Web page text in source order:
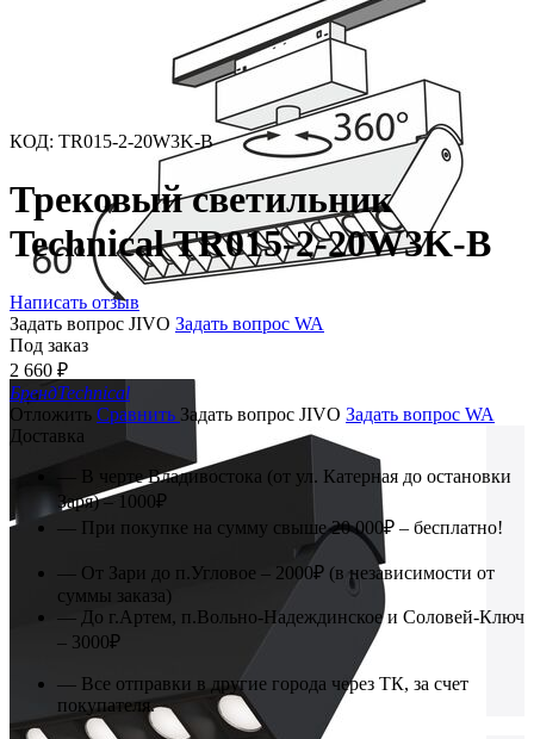
КОД: TR015-2-20W3K-B
Трековый светильник
Technical TR015-2-20W3K-B
Написать отзыв
Задать вопрос JIVO Задать вопрос WA
Под заказ
2 660 ₽
БрендTechnical
Отложить Сравнить Задать вопрос JIVO Задать вопрос WA
Доставка
— В черте Владивостока (от ул. Катерная до остановки
Заря) – 1000₽
— При покупке на сумму свыше 20 000₽ – бесплатно!
— От Зари до п.Угловое – 2000₽ (в независимости от
суммы заказа)
— До г.Артем, п.Вольно-Надеждинское и Соловей-Ключ
– 3000₽
— Все отправки в другие города через ТК, за счет
покупателя.